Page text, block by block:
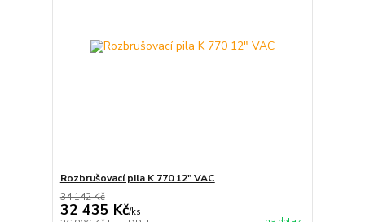
Rozbrušovací pila K 770 12" VAC
34 142 Kč
32 435 Kč/ks